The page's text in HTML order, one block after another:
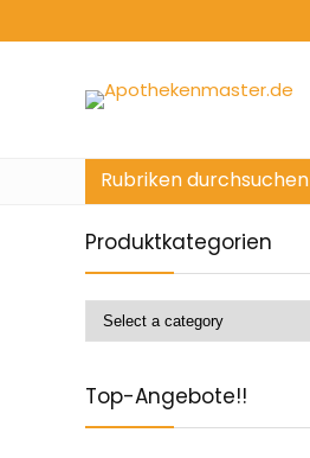
Rubriken durchsuchen
Produktkategorien
Top-Angebote!!